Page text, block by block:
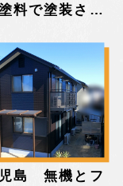
料で塗装され
島 無機とフ